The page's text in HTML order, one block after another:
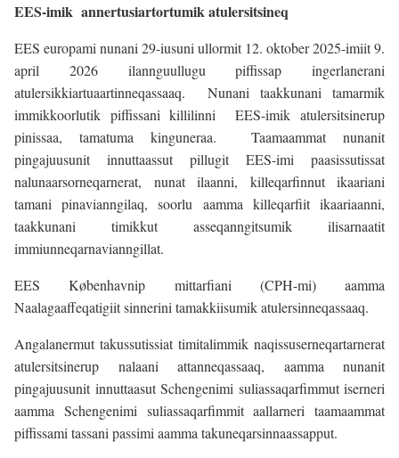
EES-imik annertusiartortumik atulersitsineq
EES europami nunani 29-iusuni ullormit 12. oktober 2025-imiit 9.
april 2026 ilannguullugu piffissap ingerlanerani
atulersikkiartuaartinneqassaaq. Nunani taakkunani tamarmik
immikkoorlutik piffissani killilinni EES-imik atulersitsinerup
pinissaa, tamatuma kinguneraa. Taamaammat nunanit
pingajuusunit innuttaassut pillugit EES-imi paasissutissat
nalunaarsorneqarnerat, nunat ilaanni, killeqarfinnut ikaariani
tamani pinavianngilaq, soorlu aamma killeqarfiit ikaariaanni,
taakkunani timikkut asseqanngitsumik ilisarnaatit
immiunneqarnavianngillat.
EES Københavnip mittarfiani (CPH-mi) aamma
Naalagaaffeqatigiit sinnerini tamakkiisumik atulersinneqassaaq.
Angalanermut takussutissiat timitalimmik naqissuserneqartarnerat
atulersitsinerup nalaani attanneqassaaq, aamma nunanit
pingajuusunit innuttaasut Schengenimi suliassaqarfimmut iserneri
aamma Schengenimi suliassaqarfimmit aallarneri taamaammat
piffissami tassani passimi aamma takuneqarsinnaassapput.